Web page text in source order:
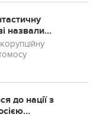
маркетинг,
назвали
до нації з
та "підколов